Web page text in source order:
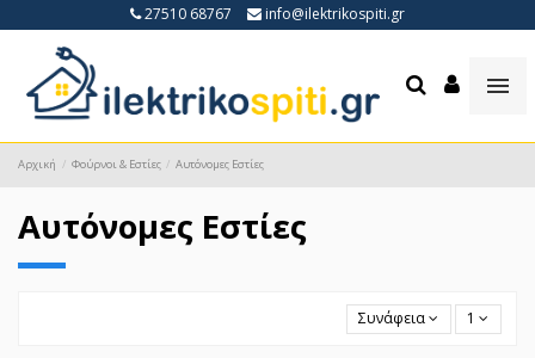
27510 68767 info@ilektrikospiti.gr
Αρχική Φούρνοι & Εστίες Αυτόνομες Εστίες
Αυτόνομες Εστίες
Συνάφεια 1